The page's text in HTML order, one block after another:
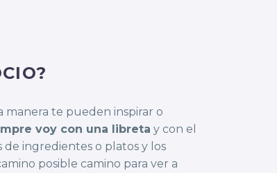
manera te pueden inspirar o
voy con una libreta y con el
ingredientes o platos y los
posible camino para ver a